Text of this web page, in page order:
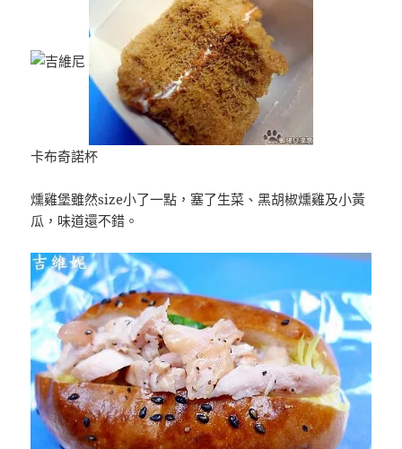
卡布奇諾杯
燻雞堡雖然size小了一點，塞了生菜、黑胡椒燻雞及小黃
瓜，味道還不錯。